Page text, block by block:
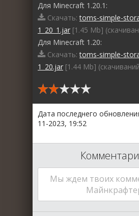
Для Minecraft 1.20.1:
Скачать:toms-simple-
1_20_1.jar [1.45 Mb]
Для Minecraft 1.20:
Скачать:toms-simple-
1_20.jar [1.44 Mb]
Дата последнего
11-2023, 19:52
Мы ждем твоих